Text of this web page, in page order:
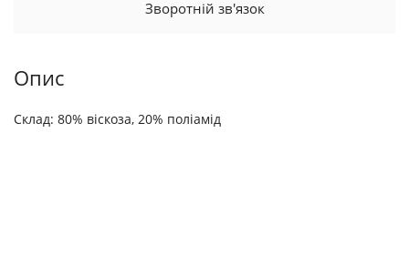
Зворотній зв'язок
Опис
Склад: 80% віскоза, 20% поліамід